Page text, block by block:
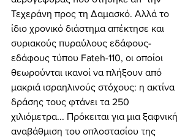
Τεχεράνη προς τη Δαμασκό. Αλλά το
ίδιο χρονικό διάστημα απέκτησε και
συριακούς πυραύλους εδάφους-
εδάφους τύπου Fateh-110, οι οποίοι
θεωρούνται ικανοί να πλήξουν από
μακριά ισραηλινούς στόχους: η ακτίνα
δράσης τους φτάνει τα 250
χιλιόμετρα... Πρόκειται για μια ξαφνική
αναβάθμιση του οπλοστασίου της